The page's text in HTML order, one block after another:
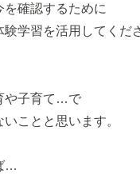
を確認するために
学習を活用 してくだ
や子育て…で
ことと思います。
…